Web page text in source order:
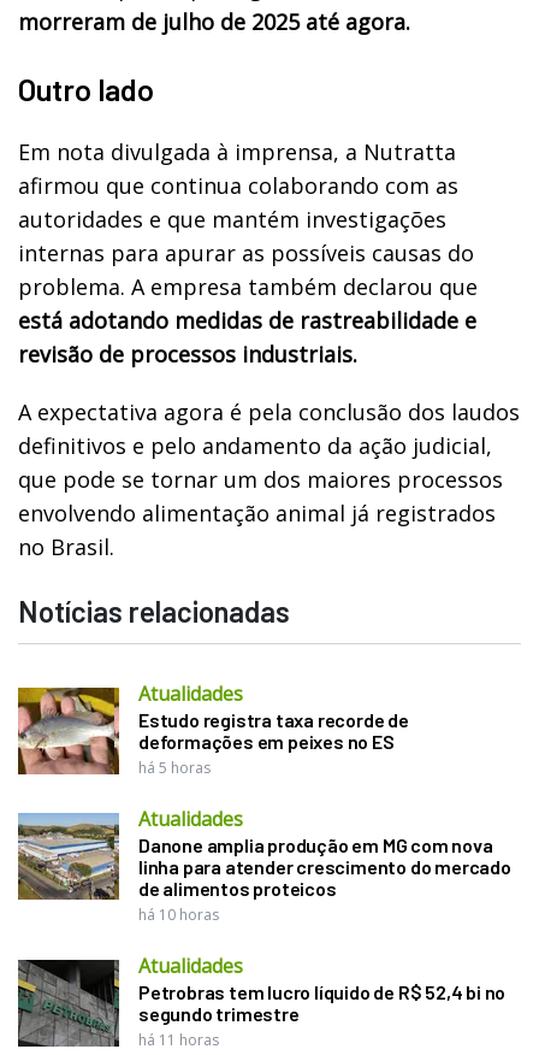
morreram de julho de 2025 até agora.
Outro lado
Em nota divulgada à imprensa, a Nutratta
afirmou que continua colaborando com as
autoridades e que mantém investigações
internas para apurar as possíveis causas do
problema. A empresa também declarou que
está adotando medidas de rastreabilidade e
revisão de processos industriais.
A expectativa agora é pela conclusão dos laudos
definitivos e pelo andamento da ação judicial,
que pode se tornar um dos maiores processos
envolvendo alimentação animal já registrados
no Brasil.
Notícias relacionadas
Atualidades
Estudo registra taxa recorde de
deformações em peixes no ES
há 5 horas
Atualidades
Danone amplia produção em MG com nova
linha para atender crescimento do mercado
de alimentos proteicos
há 10 horas
Atualidades
Petrobras tem lucro líquido de R$ 52,4 bi no
segundo trimestre
há 11 horas